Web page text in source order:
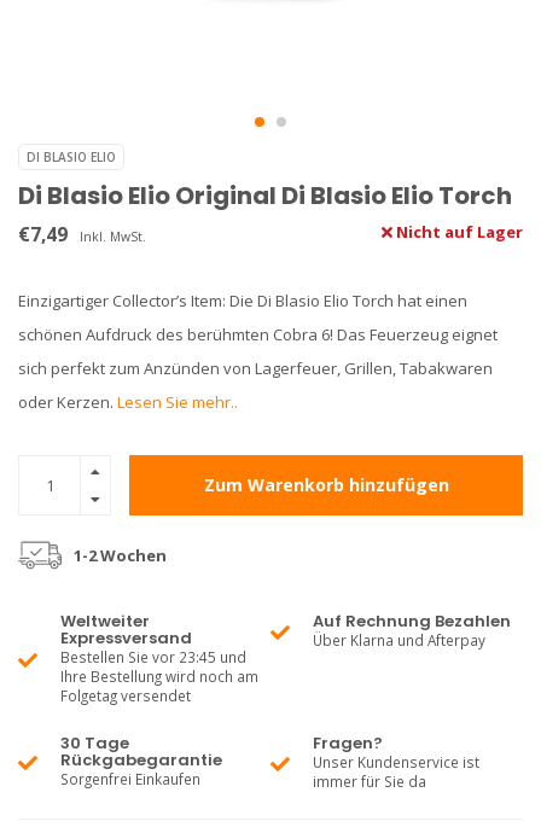
DI BLASIO ELIO
Di Blasio Elio Original Di Blasio Elio Torch
€7,49 Inkl. MwSt. Nicht auf Lager
Einzigartiger Collector’s Item: Die Di Blasio Elio Torch hat einen
schönen Aufdruck des berühmten Cobra 6! Das Feuerzeug eignet
sich perfekt zum Anzünden von Lagerfeuer, Grillen, Tabakwaren
oder Kerzen. Lesen Sie mehr..
Zum Warenkorb hinzufügen
1-2 Wochen
Weltweiter
Expressversand
Bestellen Sie vor 23:45 und
Ihre Bestellung wird noch am
Folgetag versendet
Auf Rechnung Bezahlen
Über Klarna und Afterpay
30 Tage
Rückgabegarantie
Sorgenfrei Einkaufen
Fragen?
Unser Kundenservice ist
immer für Sie da